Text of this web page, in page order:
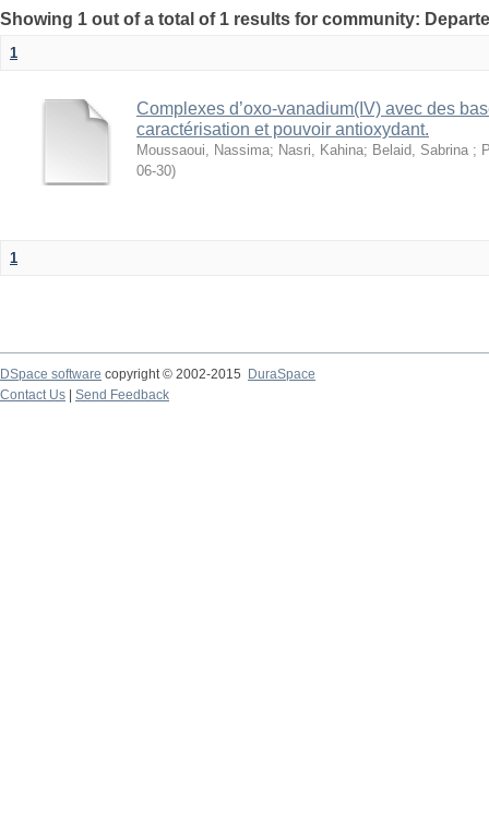
Showing 1 out of a total of 1 results for community:
1
Complexes d’oxo-vanadium(IV) avec des
caractérisation et pouvoir antioxydant.
Moussaoui, Nassima; Nasri, Kahina; Belaid, Sabrina ;
06-30)
1
DSpace software copyright © 2002-2015
DuraSpace
Contact Us
Send Feedback